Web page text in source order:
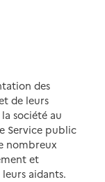
des
de leurs
société au
Service public
nombreux
et
aidants.